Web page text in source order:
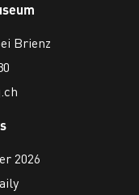
Brienz
2026